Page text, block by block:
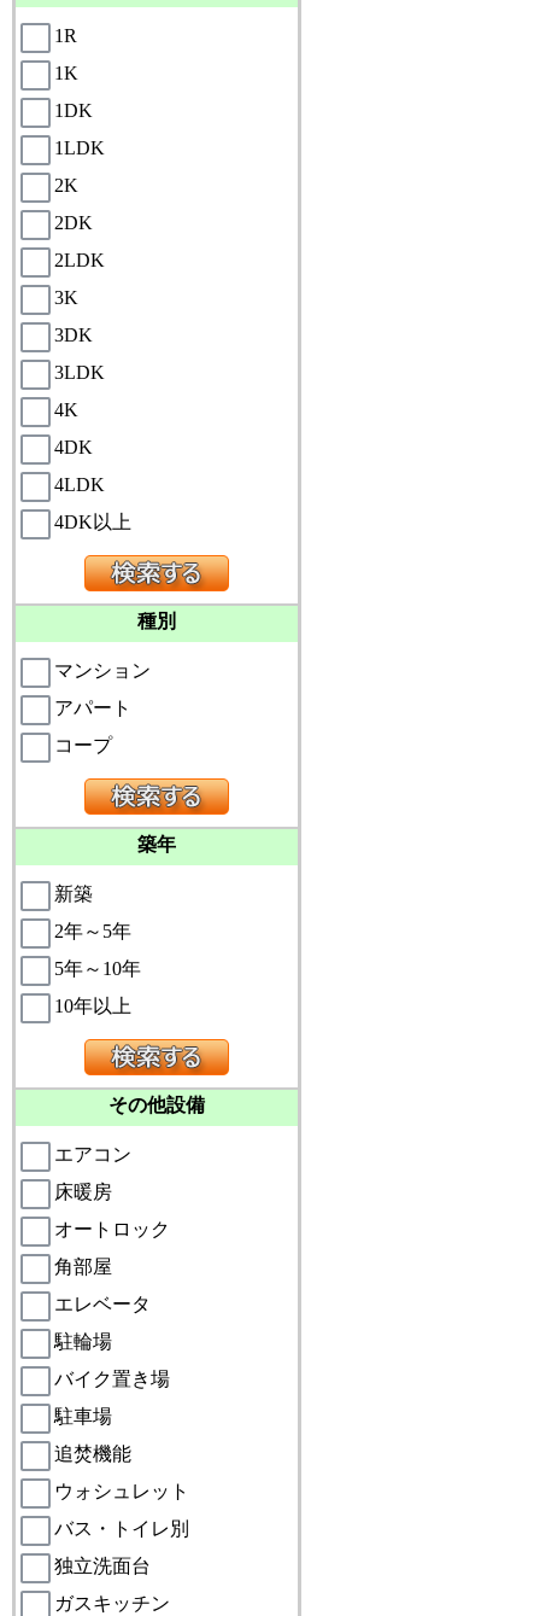
1R
1K
1DK
1LDK
2K
2DK
2LDK
3K
3DK
3LDK
4K
4DK
4LDK
4DK以上
種別
マンション
アパート
コープ
築年
新築
2年～5年
5年～10年
10年以上
その他設備
エアコン
床暖房
オートロック
角部屋
エレベータ
駐輪場
バイク置き場
駐車場
追焚機能
ウォシュレット
バス・トイレ別
独立洗面台
ガスキッチン